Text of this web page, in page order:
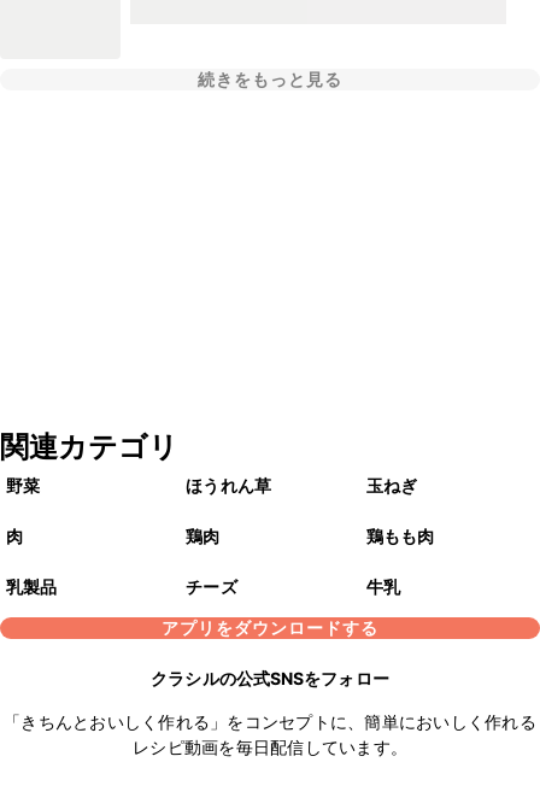
続きをもっと見る
関連カテゴリ
野菜 ほうれん草 玉ねぎ
肉 鶏肉 鶏もも肉
乳製品 チーズ
牛乳
アプリをダウンロードする
クラシルの公式SNSをフォロー
「きちんとおいしく作れる」をコンセプトに、簡単においしく作れる
レシピ動画を毎日配信しています。